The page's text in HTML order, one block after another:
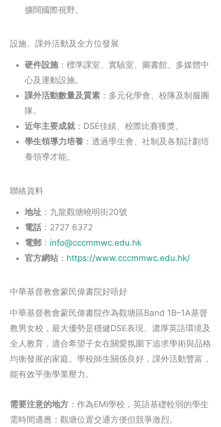
擴闊國際視野。
設施、課外活動及全方位發展
硬件設施：標準課室、實驗室、圖書館、多媒體中
心及運動設施。
課外活動數量及質素 ：多元化學會、校隊及制服團
隊。
近年主要成就 ：DSE佳績、校際比賽獲獎。
學生領導力培養 ：透過學生會、社制及各類計劃培
養領導才能。
聯絡資料
地址 ：九龍觀塘曉明街20號
電話 ：2727 6372
電郵 ： info@cccmmwc.edu.hk
官方網站 ： https://www.cccmmwc.edu.hk/
中華基督教會蒙民偉書院好唔好
中華基督教會蒙民偉書院作為觀塘區Band 1B–1A基督
教男女校，最大優勢是穩健DSE表現、濃厚英語環境及
全人教育，適合希望子女在關愛氛圍下追求學術與品格
均衡發展的家庭。學校師生關係良好，課外活動豐富，
能有效平衡學業壓力。
需要注意的地方 ：作為EMI學校，英語基礎較弱的學生
需時間適應；觀塘位置交通方便但競爭激烈。